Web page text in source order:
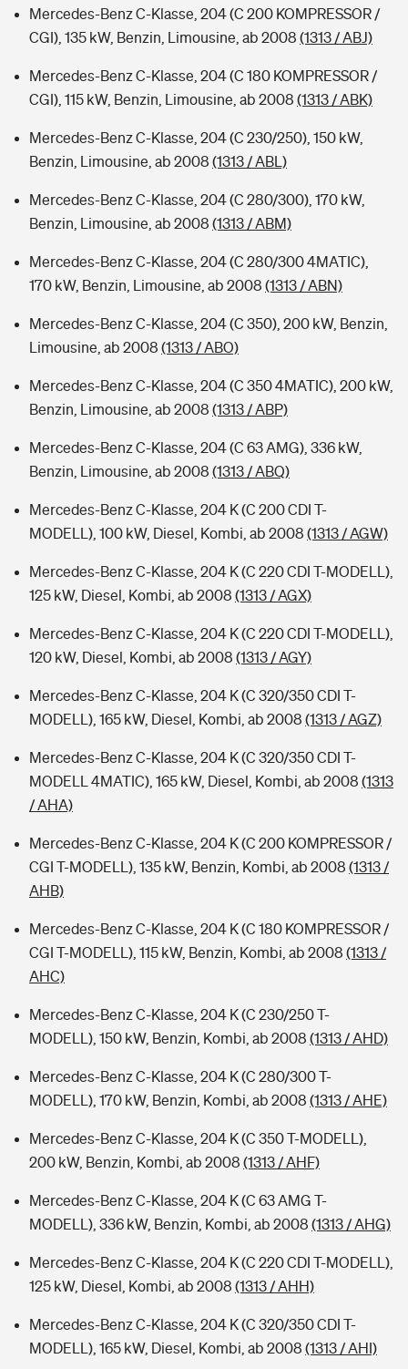
Mercedes-Benz C-Klasse, 204 (C 200 KOMPRESSOR /
CGI), 135 kW, Benzin, Limousine, ab 2008 (1313 / ABJ)
Mercedes-Benz C-Klasse, 204 (C 180 KOMPRESSOR /
CGI), 115 kW, Benzin, Limousine, ab 2008 (1313 / ABK)
Mercedes-Benz C-Klasse, 204 (C 230/250), 150 kW,
Benzin, Limousine, ab 2008 (1313 / ABL)
Mercedes-Benz C-Klasse, 204 (C 280/300), 170 kW,
Benzin, Limousine, ab 2008 (1313 / ABM)
Mercedes-Benz C-Klasse, 204 (C 280/300 4MATIC),
170 kW, Benzin, Limousine, ab 2008 (1313 / ABN)
Mercedes-Benz C-Klasse, 204 (C 350), 200 kW, Benzin,
Limousine, ab 2008 (1313 / ABO)
Mercedes-Benz C-Klasse, 204 (C 350 4MATIC), 200 kW,
Benzin, Limousine, ab 2008 (1313 / ABP)
Mercedes-Benz C-Klasse, 204 (C 63 AMG), 336 kW,
Benzin, Limousine, ab 2008 (1313 / ABQ)
Mercedes-Benz C-Klasse, 204 K (C 200 CDI T-
MODELL), 100 kW, Diesel, Kombi, ab 2008 (1313 / AGW)
Mercedes-Benz C-Klasse, 204 K (C 220 CDI T-MODELL),
125 kW, Diesel, Kombi, ab 2008 (1313 / AGX)
Mercedes-Benz C-Klasse, 204 K (C 220 CDI T-MODELL),
120 kW, Diesel, Kombi, ab 2008 (1313 / AGY)
Mercedes-Benz C-Klasse, 204 K (C 320/350 CDI T-
MODELL), 165 kW, Diesel, Kombi, ab 2008 (1313 / AGZ)
Mercedes-Benz C-Klasse, 204 K (C 320/350 CDI T-
MODELL 4MATIC), 165 kW, Diesel, Kombi, ab 2008 (1313
/ AHA)
Mercedes-Benz C-Klasse, 204 K (C 200 KOMPRESSOR /
CGI T-MODELL), 135 kW, Benzin, Kombi, ab 2008 (1313 /
AHB)
Mercedes-Benz C-Klasse, 204 K (C 180 KOMPRESSOR /
CGI T-MODELL), 115 kW, Benzin, Kombi, ab 2008 (1313 /
AHC)
Mercedes-Benz C-Klasse, 204 K (C 230/250 T-
MODELL), 150 kW, Benzin, Kombi, ab 2008 (1313 / AHD)
Mercedes-Benz C-Klasse, 204 K (C 280/300 T-
MODELL), 170 kW, Benzin, Kombi, ab 2008 (1313 / AHE)
Mercedes-Benz C-Klasse, 204 K (C 350 T-MODELL),
200 kW, Benzin, Kombi, ab 2008 (1313 / AHF)
Mercedes-Benz C-Klasse, 204 K (C 63 AMG T-
MODELL), 336 kW, Benzin, Kombi, ab 2008 (1313 / AHG)
Mercedes-Benz C-Klasse, 204 K (C 220 CDI T-MODELL),
125 kW, Diesel, Kombi, ab 2008 (1313 / AHH)
Mercedes-Benz C-Klasse, 204 K (C 320/350 CDI T-
MODELL), 165 kW, Diesel, Kombi, ab 2008 (1313 / AHI)